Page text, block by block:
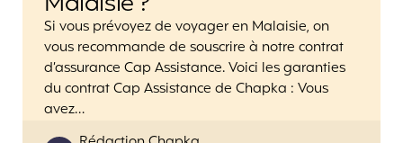
Si vous prévoyez de voyager en Malaisie, on
vous recommande de souscrire à notre contrat
d’assurance Cap Assistance. Voici les garanties
du contrat Cap Assistance de Chapka : Vous
avez…